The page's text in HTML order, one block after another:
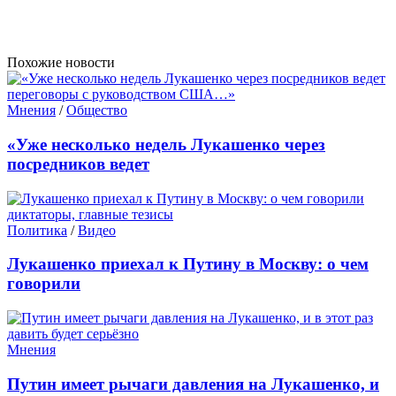
Похожие новости
Мнения /Общество
«Уже несколько недель Лукашенко через
посредников ведет
Политика /Видео
Лукашенко приехал к Путину в Москву: о чем
говорили
Мнения
Путин имеет рычаги давления на Лукашенко, и